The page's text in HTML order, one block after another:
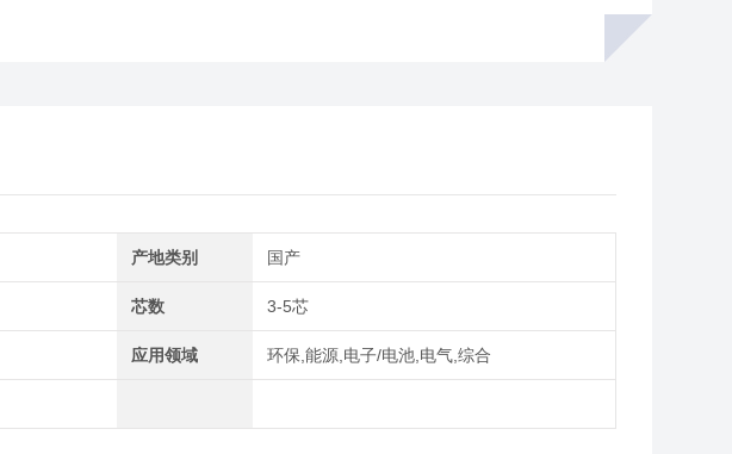
产地类别 国产
芯数 3-5芯
应用领域 环保,能源,电子/电池,电气,综合